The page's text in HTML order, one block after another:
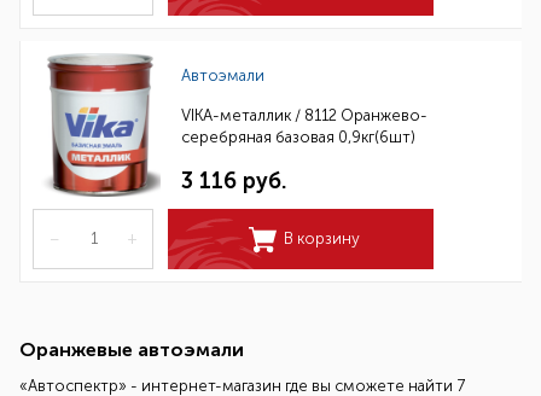
Автоэмали
VIKA-металлик / 8112 Оранжево-
серебряная базовая 0,9кг(6шт)
3 116 руб.
– + В корзину
Оранжевые автоэмали
«Автоспектр» - интернет-магазин где вы сможете найти 7